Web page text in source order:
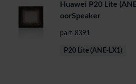
Huawei P20 Lite
oorSpeaker
part-8391
P20 Lite (ANE-LX1)